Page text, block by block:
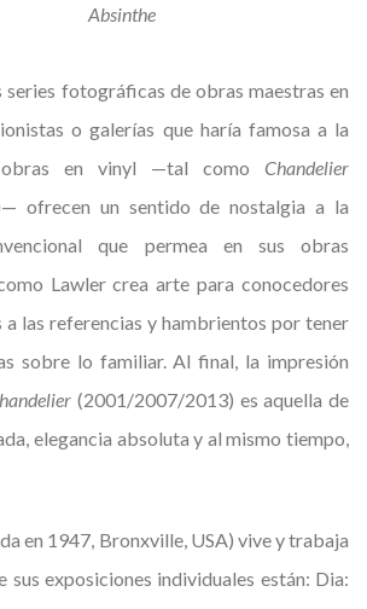
Absinthe
series fotográficas de obras maestras en
o galerías que haría famosa a la
obras en vinyl —tal como Chandelier
ofrecen un sentido de nostalgia a la
que permea en sus obras
Lawler crea arte para conocedores
a las referencias y hambrientos por tener
sobre lo familiar. Al final, la impresión
(2001/2007/2013) es aquella de
elegancia absoluta y al mismo tiempo,
en 1947, Bronxville, USA) vive y trabaja
sus exposiciones individuales están: Dia: